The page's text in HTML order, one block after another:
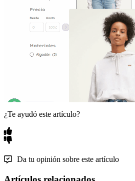
¿Te ayudó este artículo?
Da tu opinión sobre este artículo